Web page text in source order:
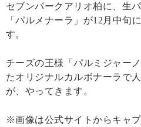
セブンパークアリオ柏に、生
「パルメナーラ」が12月中旬
す。
チーズの王様「パルミジャー
たオリジナルカルボナーラで
が、やってきます。
※画像は公式サイトからキャ